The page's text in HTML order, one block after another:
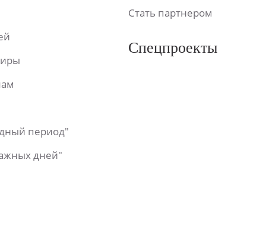
период"
дней"
Стать партнером
Спецпроекты